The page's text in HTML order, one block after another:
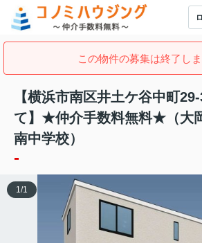
この物件の募集は終了しま
【横浜市南区井土ケ谷中町
て】★仲介手数料無料★（大
南中学校）
-
1/1